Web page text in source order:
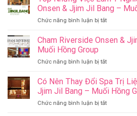
Onsen & Jjim Jil Bang –
Chức năng bình luận bị tắtở
Những
Ý
Cho
Sức
–
Cham Riverside Onsen &
Muối Hồng Group
Chức năng bình luận bị tắtở
Riverside
Onsen
&
Jjim
Có Nên Thay Đổi Spa Trị
Jjim Jil Bang – Muối Hồng
Chức năng bình luận bị tắtở